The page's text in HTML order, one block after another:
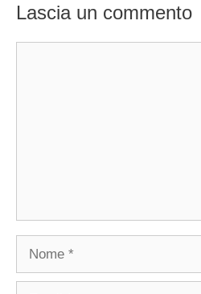
Lascia un commento